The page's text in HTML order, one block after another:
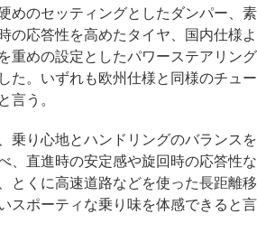
めのセッティングとしたダンパー、素
の応答性を高めたタイヤ、国内仕様よ
重めの設定としたパワーステアリング
た。いずれも欧州仕様と同様のチュー
言う。
乗り心地とハンドリングのバランスを
、直進時の安定感や旋回時の応答性な
とくに高速道路などを使った長距離移
スポーティな乗り味を体感できると言